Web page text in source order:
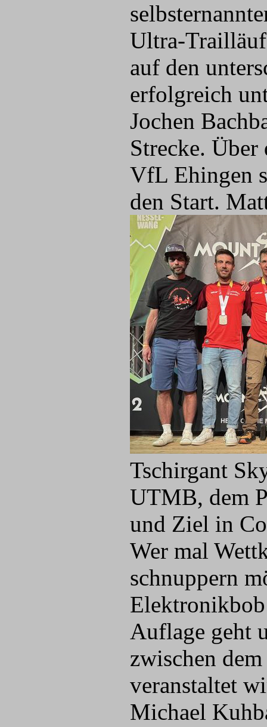
Ultra-
auf den
erfolgreich
Jochen
Strecke.
VfL Ehingen
den Start.
Tschirgant
UTMB, dem
und Ziel in
Wer mal
schnuppern
Auflage geht
zwischen
veranstaltet
Michael